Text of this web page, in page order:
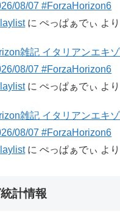
08/07 #ForzaHorizon6
にぺっぱぁでぃ より
雑記 イタリアンエキ
08/07 #ForzaHorizon6
にぺっぱぁでぃ より
雑記 イタリアンエキ
08/07 #ForzaHorizon6
にぺっぱぁでぃ より
計情報